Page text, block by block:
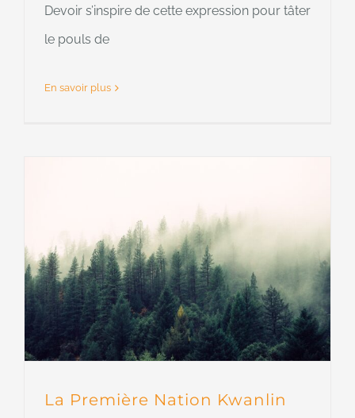
Devoir s’inspire de cette expression pour tâter
le pouls de
En savoir plus
La Première Nation Kwanlin